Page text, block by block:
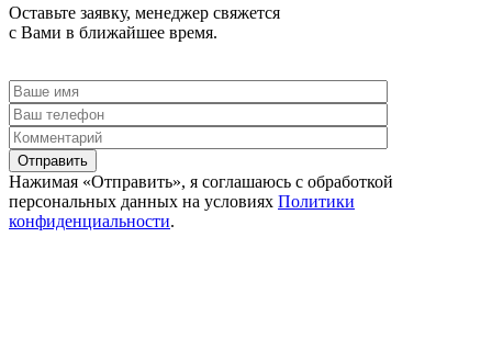
Оставьте заявку, менеджер свяжется
с Вами в ближайшее время.
Отправить
Нажимая «Отправить», я соглашаюсь c обработкой
персональных данных на условиях Политики
конфиденциальности.